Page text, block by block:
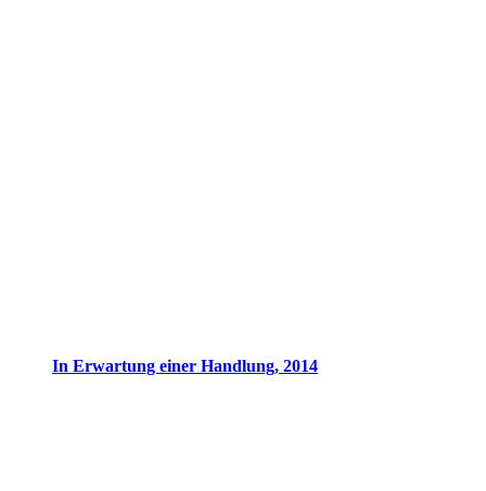
In Erwartung einer Handlung, 2014